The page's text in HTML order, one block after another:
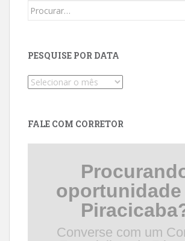
Search
PESQUISE POR DATA
Pesquise
FALE COM CORRETOR
oportunidade
Converse com um